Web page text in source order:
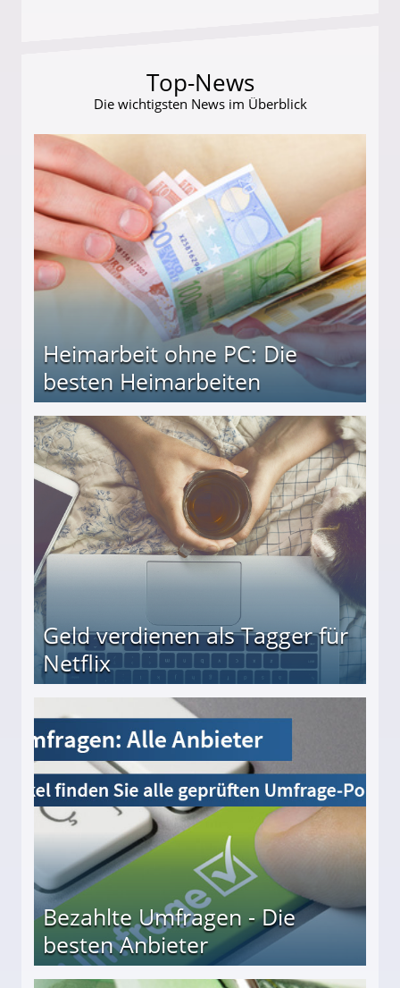
Top-News
Die wichtigsten News im Überblick
Heimarbeit ohne PC: Die
besten Heimarbeiten
Geld verdienen als Tagger für
Netflix
Bezahlte Umfragen - Die
besten Anbieter